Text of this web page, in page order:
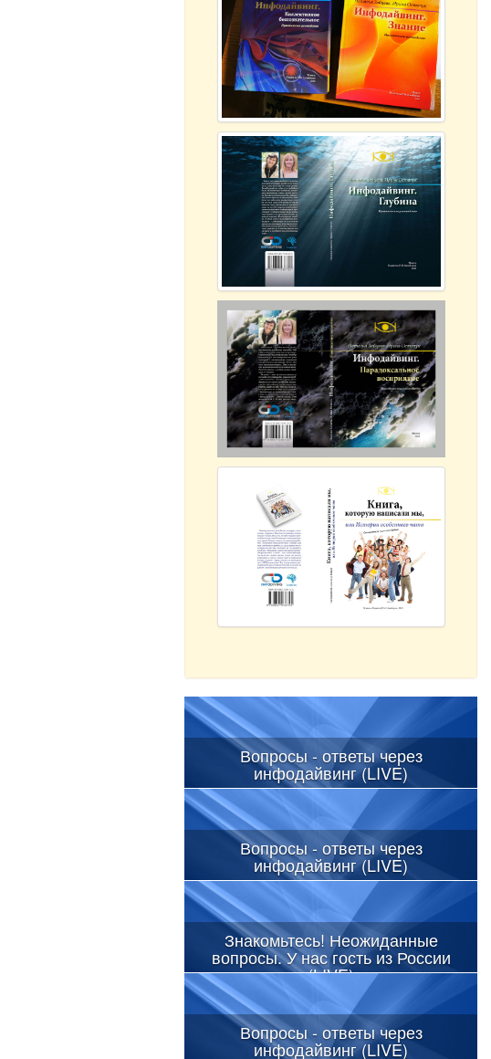
Вопросы - ответы через
инфодайвинг (LIVE)
Вопросы - ответы через
инфодайвинг (LIVE)
Знакомьтесь! Неожиданные
вопросы. У нас гость из России
(LIVE)
Вопросы - ответы через
инфодайвинг (LIVE)